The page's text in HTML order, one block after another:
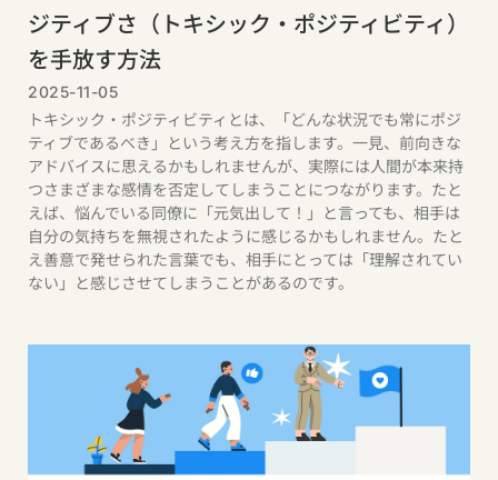
ジティブさ（トキシック・ポジティビティ）
を手放す方法
2025-11-05
トキシック・ポジティビティとは、「どんな状況でも常にポジ
ティブであるべき」という考え方を指します。一見、前向きな
アドバイスに思えるかもしれませんが、実際には人間が本来持
つさまざまな感情を否定してしまうことにつながります。たと
えば、悩んでいる同僚に「元気出して！」と言っても、相手は
自分の気持ちを無視されたように感じるかもしれません。たと
え善意で発せられた言葉でも、相手にとっては「理解されてい
ない」と感じさせてしまうことがあるのです。